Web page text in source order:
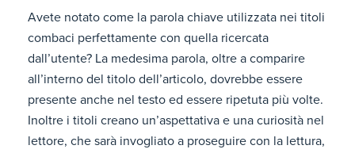
Avete notato come la parola chiave utilizzata nei titoli
combaci perfettamente con quella ricercata
dall’utente? La medesima parola, oltre a comparire
all’interno del titolo dell’articolo, dovrebbe essere
presente anche nel testo ed essere ripetuta più volte.
Inoltre i titoli creano un’aspettativa e una curiosità nel
lettore, che sarà invogliato a proseguire con la lettura,